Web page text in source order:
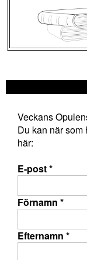
Veckans
Du kan när
här:
E-post*
Förnamn *
Efternamn *